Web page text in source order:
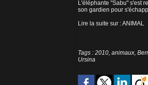
L'éléphante "Sabu" s'est
son gardien pour
Lire la suite sur :ANIMAL
Tags : 2010, animaux,
Ursina